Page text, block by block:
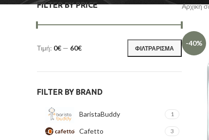
FILTER BY PRICE
ΦΙΛΤΡΆΡΙΣΜΑ
Τιμή: 0€ — 60€
FILTER BY BRAND
BaristaBuddy 1
Cafetto 3
Αρχική
-40%